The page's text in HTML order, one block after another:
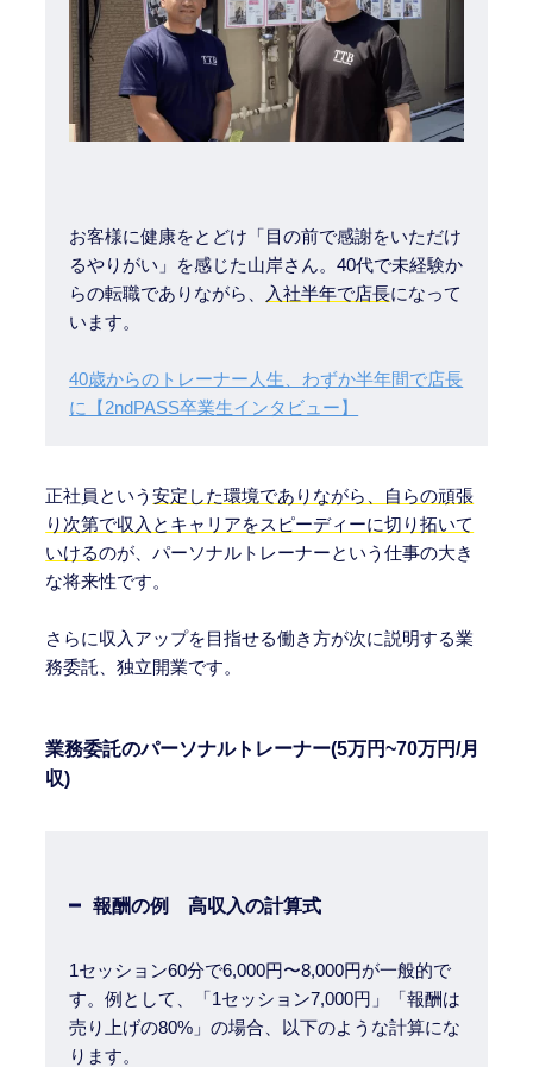
お客様に健康をとどけ「目の前で感謝をいただけ
るやりがい」を感じた山岸さん。40代で未経験か
らの転職でありながら、
入社半年で店長になって
います。
40歳からのトレーナー人生、わずか半年間で店長
に【2ndPASS卒業生インタビュー】
正社員という安定した環境でありながら、自らの頑張
り次第で収入とキャリアをスピーディーに切り拓いて
いけるのが、パーソナルトレーナーという仕事の大き
な将来性です。
さらに収入アップを目指せる働き方が次に説明する業
務委託、独立開業です。
業務委託のパーソナルトレーナー(5万円~70万円/月
収)
報酬の例 高収入の計算式
1セッション60分で6,000円〜8,000円が一般的で
す。例として、「1セッション7,000円」「報酬は
売り上げの80%」の場合、以下のような計算にな
ります。